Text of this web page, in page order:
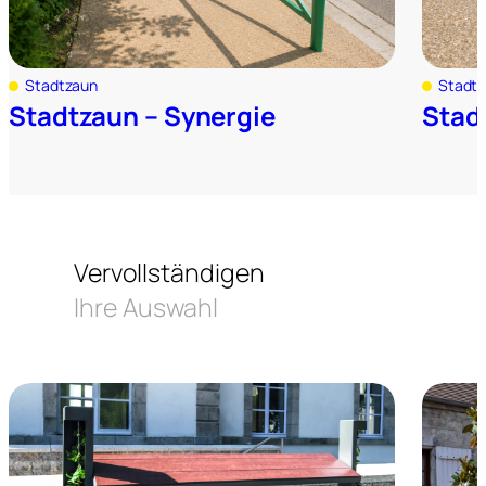
Stadtzaun
Stadtzaun – Synergie
Vervollständigen
Ihre Auswahl